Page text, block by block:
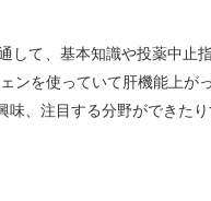
て、基本知識や投薬中止
を使っていて肝機能上
、注目する分野ができたり